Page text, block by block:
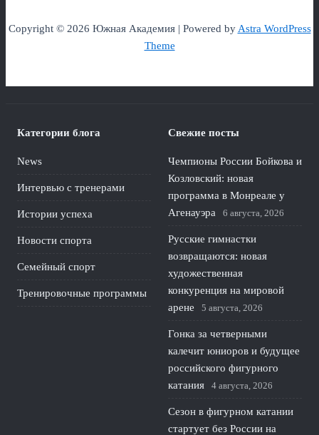
Copyright © 2026 Южная Академия | Powered byAstra WordPress
Theme
Категории блога
News
Интервью с тренерами
Истории успеха
Новости спорта
Семейный спорт
Тренировочные программы
Свежие посты
Чемпионы России Бойкова и
Козловский: новая
программа в Монреале у
Агенауэра
6 августа, 2026
Русские гимнастки
возвращаются: новая
художественная
конкуренция на мировой
арене
5 августа, 2026
Гонка за четверными
калечит юниоров и будущее
российского фигурного
катания
4 августа, 2026
Сезон в фигурном катании
стартует без России на